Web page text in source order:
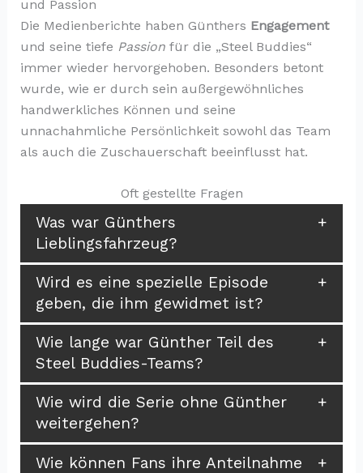
und Passion
Die Medienberichte haben Günthers Engagement
und seine tiefe Passionfür die „Steel Buddies“
immer wieder hervorgehoben. Besonders betont
wurde, wie er durch sein außergewöhnliches
handwerkliches Können und seine
unnachahmliche Persönlichkeit sowohl das Team
als auch die Zuschauerschaft beeinflusst hat.
Oft gestellte Fragen
Was war Günthers
Lieblingsfahrzeug?
Wird es eine spezielle Episode
geben, die ihm gewidmet ist?
Wie lange war Günther Teil des
Steel Buddies-Teams?
Wie wird die Serie ohne Günther
weitergehen?
Wie können Fans ihre Anteilnahme